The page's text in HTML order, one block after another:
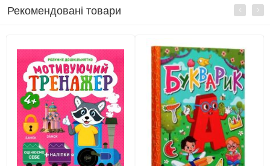
Рекомендовані товари